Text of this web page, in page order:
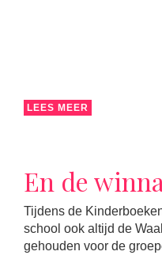
LEES MEER
En de
Tijdens de
school ook altijd de
gehouden voor de